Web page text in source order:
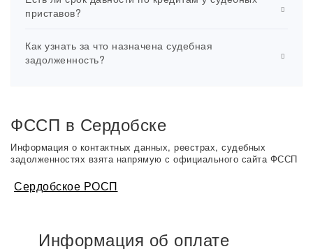
приставов?
Как узнать за что назначена судебная
задолженность?
ФССП в Сердобске
Информация о контактных данных, реестрах, судебных
задолженностях взята напрямую с официального сайта ФССП
Сердобское РОСП
Информация об оплате